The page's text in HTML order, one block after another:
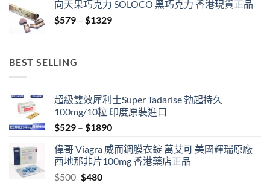
$529
through
向天果巧克力 SOLOCO 黑巧克力 香港現貨正品
$579 – $1329Price
BEST SELLING
超級雙效犀利士Super Tadarise 勃起持久
100mg/10粒 印度原裝進口
$529 – $1890Price
$529
through
偉哥 Viagra 威而鋼膜衣錠 萬艾可 美國輝瑞原廠
西地那非片100mg 香港藥店正品
$500 Original
$480Current